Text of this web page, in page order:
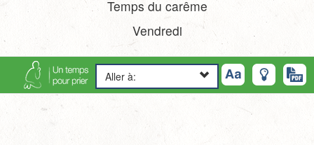
Temps du carême
Vendredi
Aller à: